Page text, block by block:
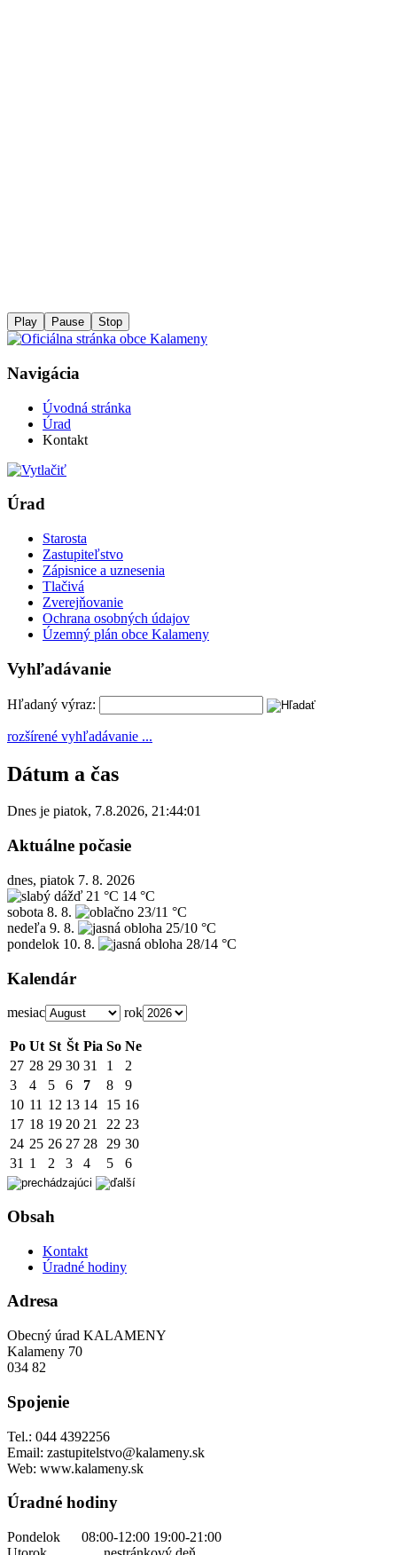
Play Pause Stop
Navigácia
Úvodná stránka
Úrad
Kontakt
Úrad
Starosta
Zastupiteľstvo
Zápisnice a uznesenia
Tlačivá
Zverejňovanie
Ochrana osobných údajov
Územný plán obce Kalameny
Vyhľadávanie
Hľadaný výraz:
rozšírené vyhľadávanie ...
Dátum a čas
Dnes je piatok, 7.8.2026, 21:44:01
Aktuálne počasie
dnes, piatok 7. 8. 2026
21 °C 14 °C
sobota 8. 8.
23/11 °C
nedeľa 9. 8.
25/10 °C
pondelok 10. 8. 28/14 °C
Kalendár
mesiac rok
Po Ut St Št Pia So Ne
27 28 29 30 31 1
2
3
4 5 6 7 8
9
10 11 12 13 14 15 16
17 18 19 20 21 22 23
24 25 26 27 28 29 30
31 1 2 3 4 5 6
Obsah
Kontakt
Úradné hodiny
Adresa
Obecný úrad KALAMENY
Kalameny 70
034 82
Spojenie
Tel.: 044 4392256
Email: zastupitelstvo@kalameny.sk
Web: www.kalameny.sk
Úradné hodiny
Pondelok 08:00-12:00 19:00-21:00